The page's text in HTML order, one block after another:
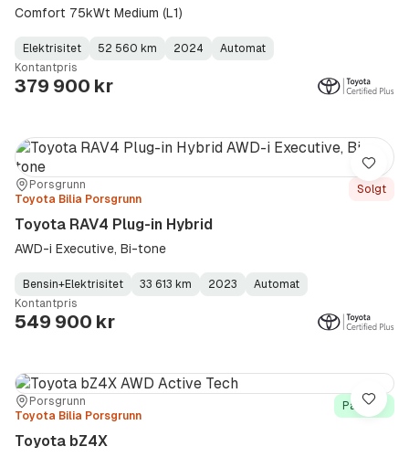
Comfort 75kWt Medium (L1)
Fuel
Type:
Elektrisitet
Kilometerstand:
52 560 km
Model
Year:
2024
Gearbox
Type:
Automat
Kontantpris
379 900 kr
Sted:Porsgrunn
Forhandler:
Toyota Bilia Porsgrunn
Solgt
Toyota RAV4 Plug-in Hybrid
AWD-i Executive, Bi-tone
Fuel
Type:
Bensin+Elektrisitet
Kilometerstand: 33 613 km
Model
Year:
2023
Gearbox
Type:
Automat
Kontantpris
549 900 kr
Lagre
Sted:Porsgrunn
Forhandler:
Toyota Bilia Porsgrunn
På lager
Toyota bZ4X
Lagre